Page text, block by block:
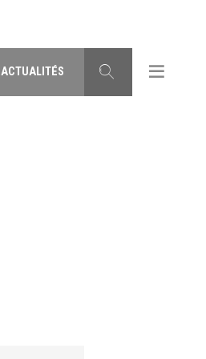
ACTUALITÉS